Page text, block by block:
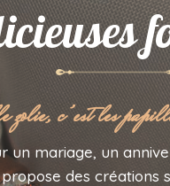
c’est les
un mariage, un
des créations